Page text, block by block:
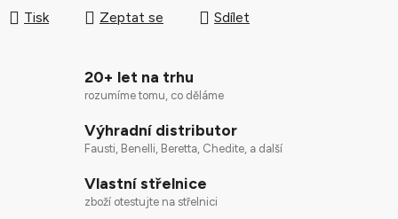
Tisk Zeptat se Sdílet
20+ let na trhu
rozumíme tomu, co děláme
Výhradní distributor
Fausti, Benelli, Beretta, Chedite, a další
Vlastní střelnice
zboží otestujte na střelnici